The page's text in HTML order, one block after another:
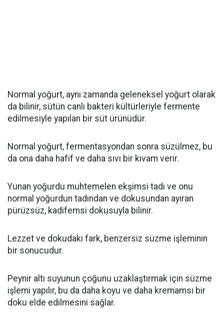
Normal yoğurt, aynı zamanda geleneksel yoğurt olarak
da bilinir, sütün canlı bakteri kültürleriyle fermente
edilmesiyle yapılan bir süt ürünüdür.
Normal yoğurt, fermentasyondan sonra süzülmez, bu
da ona daha hafif ve daha sıvı bir kıvam verir.
Yunan yoğurdu muhtemelen ekşimsi tadı ve onu
normal yoğurdun tadından ve dokusundan ayıran
pürüzsüz, kadifemsi dokusuyla bilinir.
Lezzet ve dokudaki fark, benzersiz süzme işleminin
bir sonucudur.
Peynir altı suyunun çoğunu uzaklaştırmak için süzme
işlemi yapılır, bu da daha koyu ve daha kremamsı bir
doku elde edilmesini sağlar.